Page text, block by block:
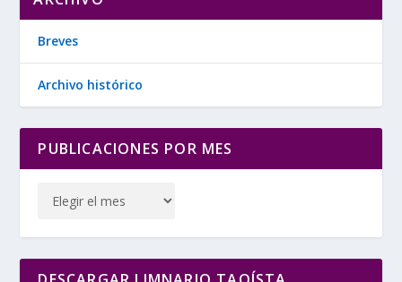
Breves
Archivo histórico
PUBLICACIONES POR MES